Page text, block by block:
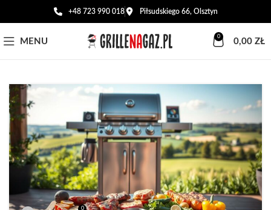
+48 723 990 018 Piłsudskiego 66, Olsztyn
MENU 0 0,00 ZŁ
0